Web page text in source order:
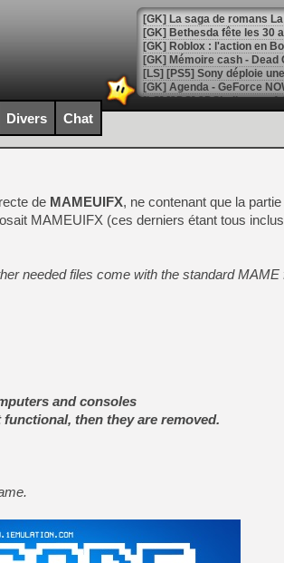
[GK] Bethesda fête les 30
[GK] Roblox : l'action en
[GK] Agenda - GeForce
[GK] Devolver Digital en a
[LS] [PS5] ps5-y2jb-
[GK] Pourquoi Marvel
[GK] Test : Restory : Chill
[GK] GTA 6 : Rockstar
[GK] Hot Wheels Infinite
[GK] Mémoire cash -
[GK] Résultats Nintendo :
[GK] Déjà des
[GK] Minecraft et ses «
[GK] Beast of
[GK] Ubisoft : fin de partie
[GK] Mémoire cash -
[GK] Dan Houser (GTA)
[GK] Comment EA Sports
[GK] Crimson Moon : un
[GK] Isle of Reveries : le
[GK] Moonlighter 2 : The
[GK] Capcom relance
[GK] Le beat'em up The
[GK] Endless Legend 2 :
Divers Chat
de MAMEUIFX, ne contenant que la
MAMEUIFX (ces derniers étant tous
needed files come with the standard MAME
and consoles
then they are removed.